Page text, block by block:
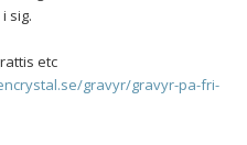
sig.
etc
gravyr/gravyr-pa-fri-